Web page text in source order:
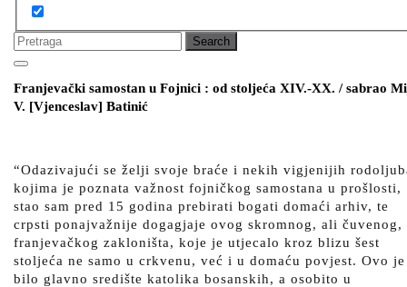
Search
for:
Open
Button
BUTTON
Franjevački samostan u Fojnici : od stoljeća XIV.-XX. / sabrao
V. [Vjenceslav] Batinić
“Odazivajući se želji svoje braće i nekih vigjenijih
kojima je poznata važnost fojničkog samostana u prošlosti,
stao sam pred 15 godina prebirati bogati domaći arhiv, te
crpsti ponajvažnije dogagjaje ovog skromnog, ali čuvenog,
franjevačkog zakloništa, koje je utjecalo kroz blizu šest
stoljeća ne samo u crkvenu, već i u domaću povjest. Ovo je
bilo glavno središte katolika bosanskih, a osobito u